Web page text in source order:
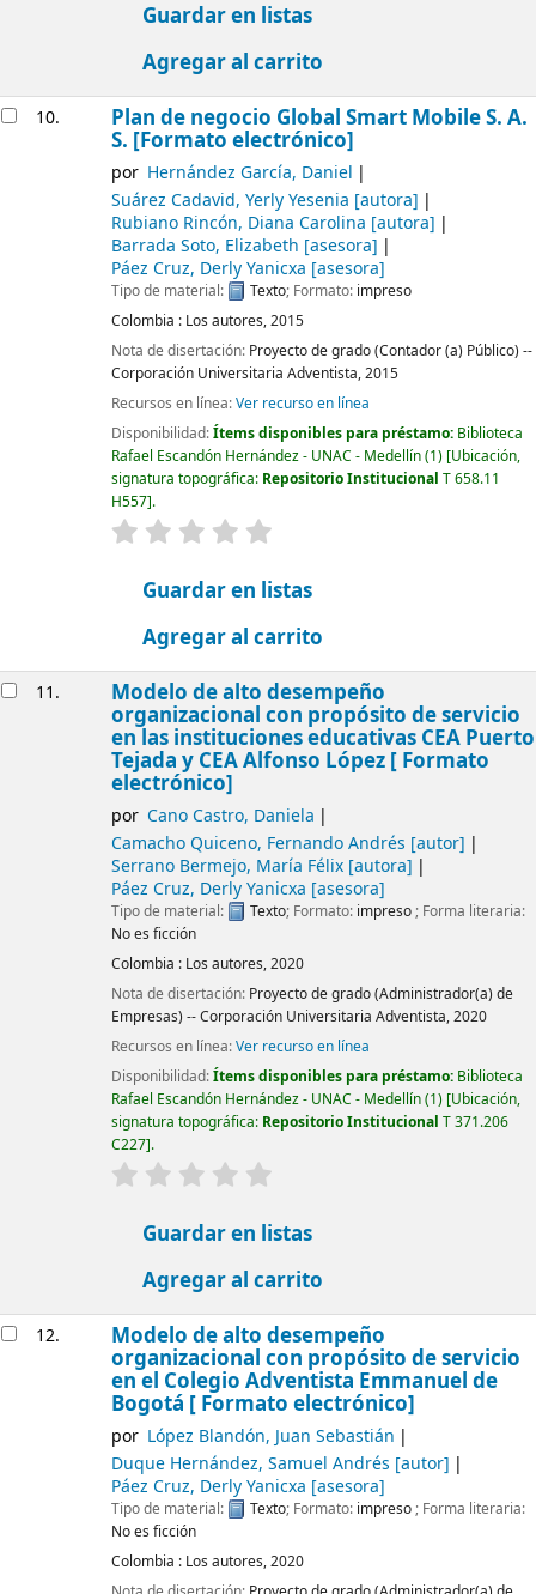
Guardar en listas
Agregar al carrito
10. Plan de negocio Global Smart Mobile S. A.
S. [Formato electrónico]
por Hernández García, Daniel
Suárez Cadavid, Yerly Yesenia [autora]
Rubiano Rincón, Diana Carolina [autora]
Barrada Soto, Elizabeth [asesora]
Páez Cruz, Derly Yanicxa [asesora]
Tipo de material: Texto; Formato: impreso
Colombia : Los autores,2015
Nota de disertación: Proyecto de grado (Contador (a) Público) --
Corporación Universitaria Adventista, 2015
Recursos en línea:Ver recurso en línea
Disponibilidad:Ítems disponibles para préstamo: Biblioteca
Rafael Escandón Hernández - UNAC - Medellín(1) Ubicación,
signatura topográfica: Repositorio Institucional T 658.11
H557 .
valoración
Guardar en listas
Agregar al carrito
11. Modelo de alto desempeño
organizacional con propósito de servicio
en las instituciones educativas CEA Puerto
Tejada y CEA Alfonso López [ Formato
electrónico]
por Cano Castro, Daniela
Camacho Quiceno, Fernando Andrés [autor]
Serrano Bermejo, María Félix[autora]
Páez Cruz, Derly Yanicxa [asesora]
Tipo de material: Texto; Formato: impreso ; Forma literaria:
No es ficción
Colombia : Los autores,2020
Nota de disertación: Proyecto de grado (Administrador(a) de
Empresas) -- Corporación Universitaria Adventista, 2020
Recursos en línea:Ver recurso en línea
Disponibilidad:Ítems disponibles para préstamo: Biblioteca
Rafael Escandón Hernández - UNAC - Medellín(1) Ubicación,
signatura topográfica: Repositorio Institucional T 371.206
C227 .
valoración
Guardar en listas
Agregar al carrito
12. Modelo de alto desempeño
organizacional con propósito de servicio
en el Colegio Adventista Emmanuel de
Bogotá [ Formato electrónico]
por López Blandón, Juan Sebastián
Duque Hernández, Samuel Andrés [autor]
Páez Cruz, Derly Yanicxa [asesora]
Tipo de material: Texto; Formato: impreso ; Forma literaria:
No es ficción
Colombia : Los autores,2020